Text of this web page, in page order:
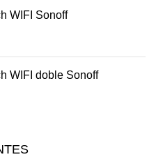
WIFI Sonoff
WIFI doble Sonoff